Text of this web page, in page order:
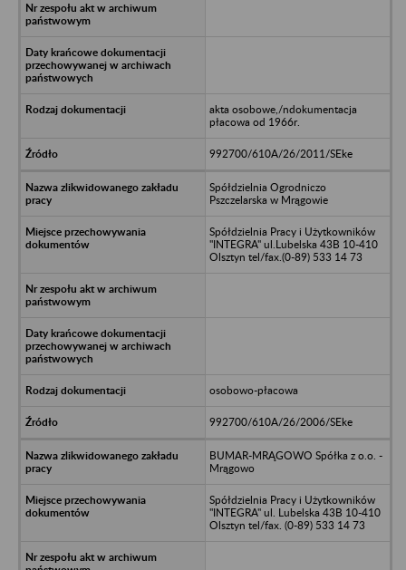
akta osobowe,/ndokumentacja
płacowa od 1966r.
992700/610A/26/2011/SEke
Spółdzielnia Ogrodniczo
Pszczelarska w Mrągowie
Spółdzielnia Pracy i Użytkowników
"INTEGRA" ul.Lubelska 43B 10-410
Olsztyn tel/fax.(0-89) 533 14 73
osobowo-płacowa
992700/610A/26/2006/SEke
BUMAR-MRĄGOWO Spółka z o.o. -
Mrągowo
Spółdzielnia Pracy i Użytkowników
"INTEGRA" ul. Lubelska 43B 10-410
Olsztyn tel/fax. (0-89) 533 14 73